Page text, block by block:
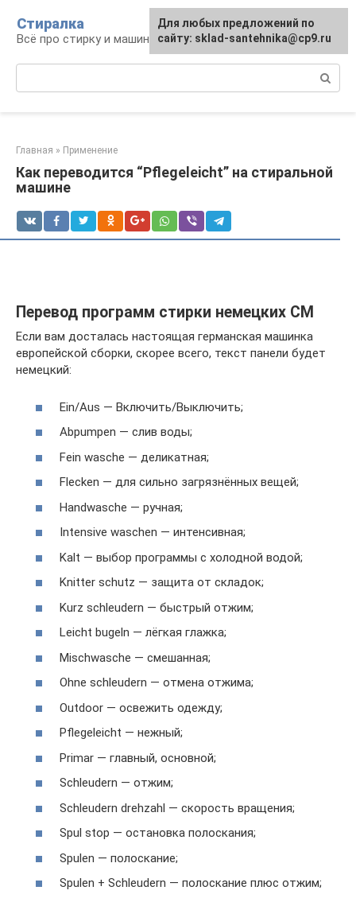
контенту
Стиралка
Всё про стирку и машинки
Главная » Применение
Как переводится “Pflegeleicht” на стиральной
машине
Перевод программ стирки немецких СМ
Если вам досталась настоящая германская машинка
европейской сборки, скорее всего, текст панели будет
немецкий:
Ein/Aus — Включить/Выключить;
Abpumpen — слив воды;
Fein wasche — деликатная;
Flecken — для сильно загрязнённых вещей;
Handwasche — ручная;
Intensive waschen — интенсивная;
Kalt — выбор программы с холодной водой;
Knitter schutz — защита от складок;
Kurz schleudern — быстрый отжим;
Leicht bugeln — лёгкая глажка;
Mischwasche — смешанная;
Ohne schleudern — отмена отжима;
Outdoor — освежить одежду;
Pflegeleicht — нежный;
Primar — главный, основной;
Schleudern — отжим;
Schleudern drehzahl — скорость вращения;
Spul stop — остановка полоскания;
Spulen — полоскание;
Spulen + Schleudern — полоскание плюс отжим;
Для любых предложений по
сайту: sklad-santehnika@cp9.ru